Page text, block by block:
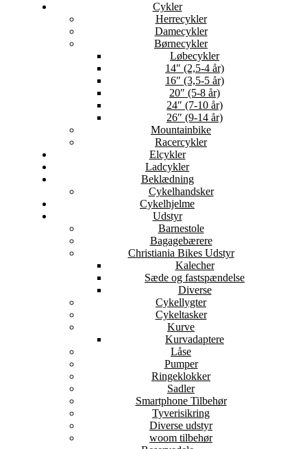
Cykler
Herrecykler
Damecykler
Børnecykler
Løbecykler
14″ (2,5-4 år)
16″ (3,5-5 år)
20″ (5-8 år)
24″ (7-10 år)
26″ (9-14 år)
Mountainbike
Racercykler
Elcykler
Ladcykler
Beklædning
Cykelhandsker
Cykelhjelme
Udstyr
Barnestole
Bagagebærere
Christiania Bikes Udstyr
Kalecher
Sæde og fastspændelse
Diverse
Cykellygter
Cykeltasker
Kurve
Kurvadaptere
Låse
Pumper
Ringeklokker
Sadler
Smartphone Tilbehør
Tyverisikring
Diverse udstyr
woom tilbehør